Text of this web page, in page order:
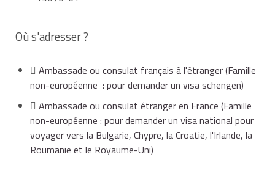
Allemagne
Autriche Lituanie
Belgique Luxembourg
nationalité non soumise à visa
Le visa doit être demandé sur le formulaire
cerfa n°14076*01.
pour les pays européens hors Schengen:
Où s'adresser ?
Ambassade ou consulat français à l'étranger(Famille
non-européenne : pour demander un visa schengen)
Ambassade ou consulat étranger en France (Famille
non-européenne : pour demander un visa national pour
voyager vers la Bulgarie, Chypre, la Croatie, l'Irlande, la
Roumanie et le Royaume-Uni)